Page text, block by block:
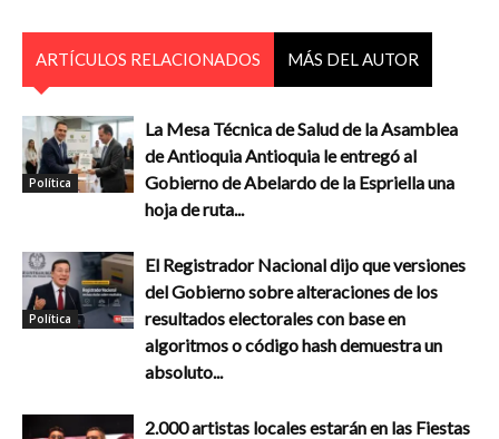
ARTÍCULOS RELACIONADOS MÁS DEL AUTOR
Política
La Mesa Técnica de Salud de la Asamblea
de Antioquia Antioquia le entregó al
Gobierno de Abelardo de la Espriella una
hoja de ruta...
Política
El Registrador Nacional dijo que versiones
del Gobierno sobre alteraciones de los
resultados electorales con base en
algoritmos o código hash demuestra un
absoluto...
2.000 artistas locales estarán en las Fiestas